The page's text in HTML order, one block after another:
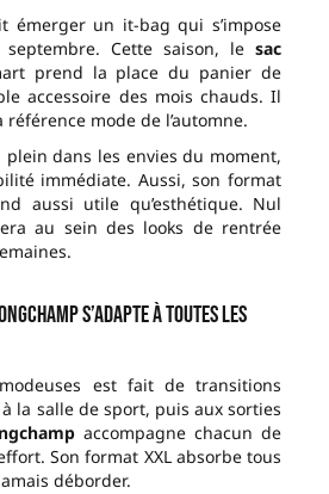
émerger un it-bag qui s’impose
Cette saison, le sac
prend la place du panier de
accessoire des mois chauds. Il
référence mode de l’automne.
plein dans les envies du moment,
immédiate. Aussi, son format
aussi utile qu’esthétique. Nul
au sein des looks de rentrée
s’adapte à toutes les
est fait de transitions
la salle de sport, puis aux sorties
accompagne chacun de
Son format XXL absorbe tous
déborder.